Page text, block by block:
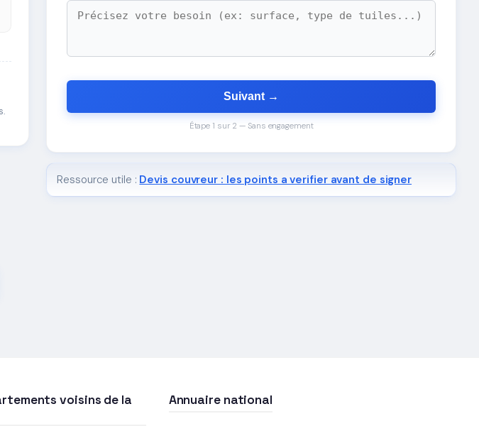
Suivant →
Étape 1 sur 2 — Sans engagement
Ressource utile : Devis couvreur : les points a verifier avant de signer
voisins de la
Annuaire national